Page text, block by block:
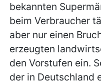
bekannten
beim Verbraucher
aber nur einen
erzeugten
den Vorstufen ein.
der in Deutschland